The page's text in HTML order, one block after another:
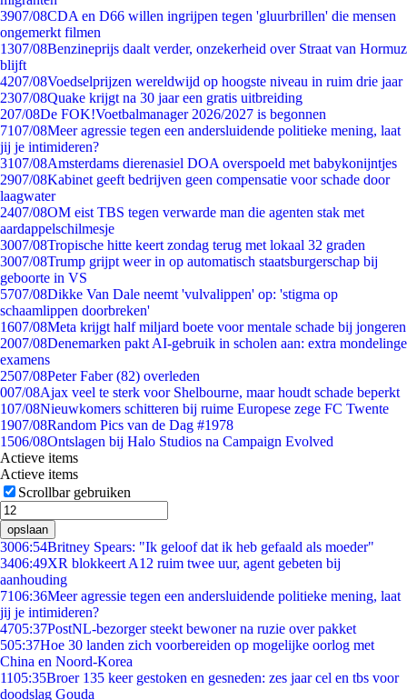
3907/08CDA en D66 willen ingrijpen tegen 'gluurbrillen' die mensen
ongemerkt filmen
1307/08Benzineprijs daalt verder, onzekerheid over Straat van Hormuz
blijft
4207/08Voedselprijzen wereldwijd op hoogste niveau in ruim drie jaar
2307/08Quake krijgt na 30 jaar een gratis uitbreiding
207/08De FOK!Voetbalmanager 2026/2027 is begonnen
7107/08Meer agressie tegen een andersluidende politieke mening, laat
jij je intimideren?
3107/08Amsterdams dierenasiel DOA overspoeld met babykonijntjes
2907/08Kabinet geeft bedrijven geen compensatie voor schade door
laagwater
2407/08OM eist TBS tegen verwarde man die agenten stak met
aardappelschilmesje
3007/08Tropische hitte keert zondag terug met lokaal 32 graden
3007/08Trump grijpt weer in op automatisch staatsburgerschap bij
geboorte in VS
5707/08Dikke Van Dale neemt 'vulvalippen' op: 'stigma op
schaamlippen doorbreken'
1607/08Meta krijgt half miljard boete voor mentale schade bij jongeren
2007/08Denemarken pakt AI-gebruik in scholen aan: extra mondelinge
examens
2507/08Peter Faber (82) overleden
007/08Ajax veel te sterk voor Shelbourne, maar houdt schade beperkt
107/08Nieuwkomers schitteren bij ruime Europese zege FC Twente
1907/08Random Pics van de Dag #1978
1506/08Ontslagen bij Halo Studios na Campaign Evolved
Actieve items
Actieve items
Scrollbar gebruiken
opslaan
3006:54Britney Spears: "Ik geloof dat ik heb gefaald als moeder"
3406:49XR blokkeert A12 ruim twee uur, agent gebeten bij
aanhouding
7106:36Meer agressie tegen een andersluidende politieke mening, laat
jij je intimideren?
4705:37PostNL-bezorger steekt bewoner na ruzie over pakket
505:37Hoe 30 landen zich voorbereiden op mogelijke oorlog met
China en Noord-Korea
1105:35Broer 135 keer gestoken en gesneden: zes jaar cel en tbs voor
doodslag Gouda